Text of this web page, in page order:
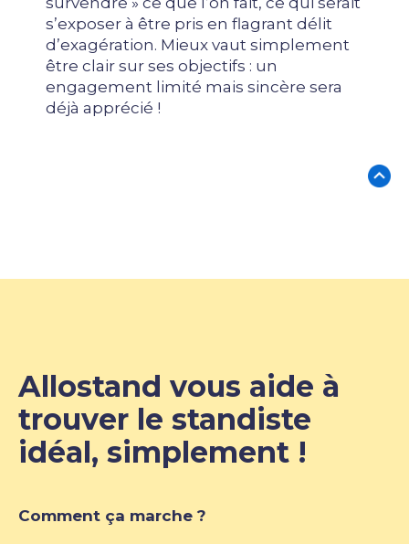
s’exposer à être pris en flagrant délit
d’exagération. Mieux vaut simplement
être clair sur ses objectifs : un
engagement limité mais sincère sera
déjà apprécié !
Allostand vous aide à
trouver le standiste
idéal, simplement !
Comment ça marche ?